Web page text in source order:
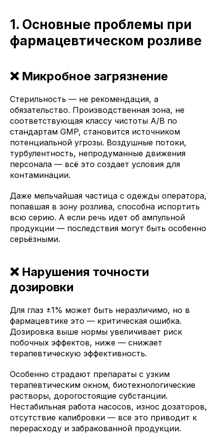
1. Основные проблемы при
фармацевтическом розливе
❌ Микробное загрязнение
Стерильность — не рекомендация, а
обязательство. Производственная зона, не
соответствующая классу чистоты A/B по
стандартам GMP, становится источником
потенциальной угрозы. Воздушные потоки,
турбулентность, непродуманные движения
персонала — всё это создает условия для
контаминации.
Даже мельчайшая частица с одежды оператора,
попавшая в зону розлива, способна испортить
всю серию. А если речь идет об ампульной
продукции — последствия могут быть особенно
серьёзными.
❌ Нарушения точности
дозировки
Для глаз ±1% может быть неразличимо, но в
фармацевтике это — критическая ошибка.
Дозировка выше нормы увеличивает риск
побочных эффектов, ниже — снижает
терапевтическую эффективность.
Особенно страдают препараты с узким
терапевтическим окном, биотехнологические
растворы, дорогостоящие субстанции.
Нестабильная работа насосов, износ дозаторов,
отсутствие калибровки — все это приводит к
перерасходу и забракованной продукции.